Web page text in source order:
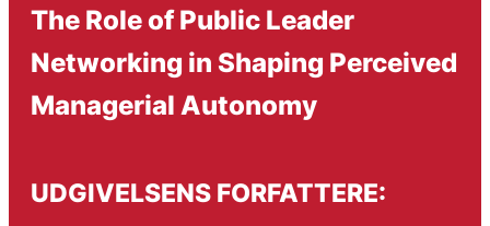
The Role of Public Leader
Networking in Shaping Perceived
Managerial Autonomy
UDGIVELSENS FORFATTERE: